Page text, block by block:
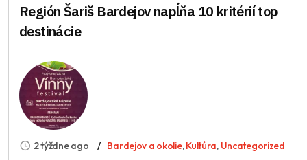
Región Šariš Bardejov napĺňa 10 kritérií top
destinácie
2 týždne ago Bardejov a okolie,Kultúra, Uncategorized